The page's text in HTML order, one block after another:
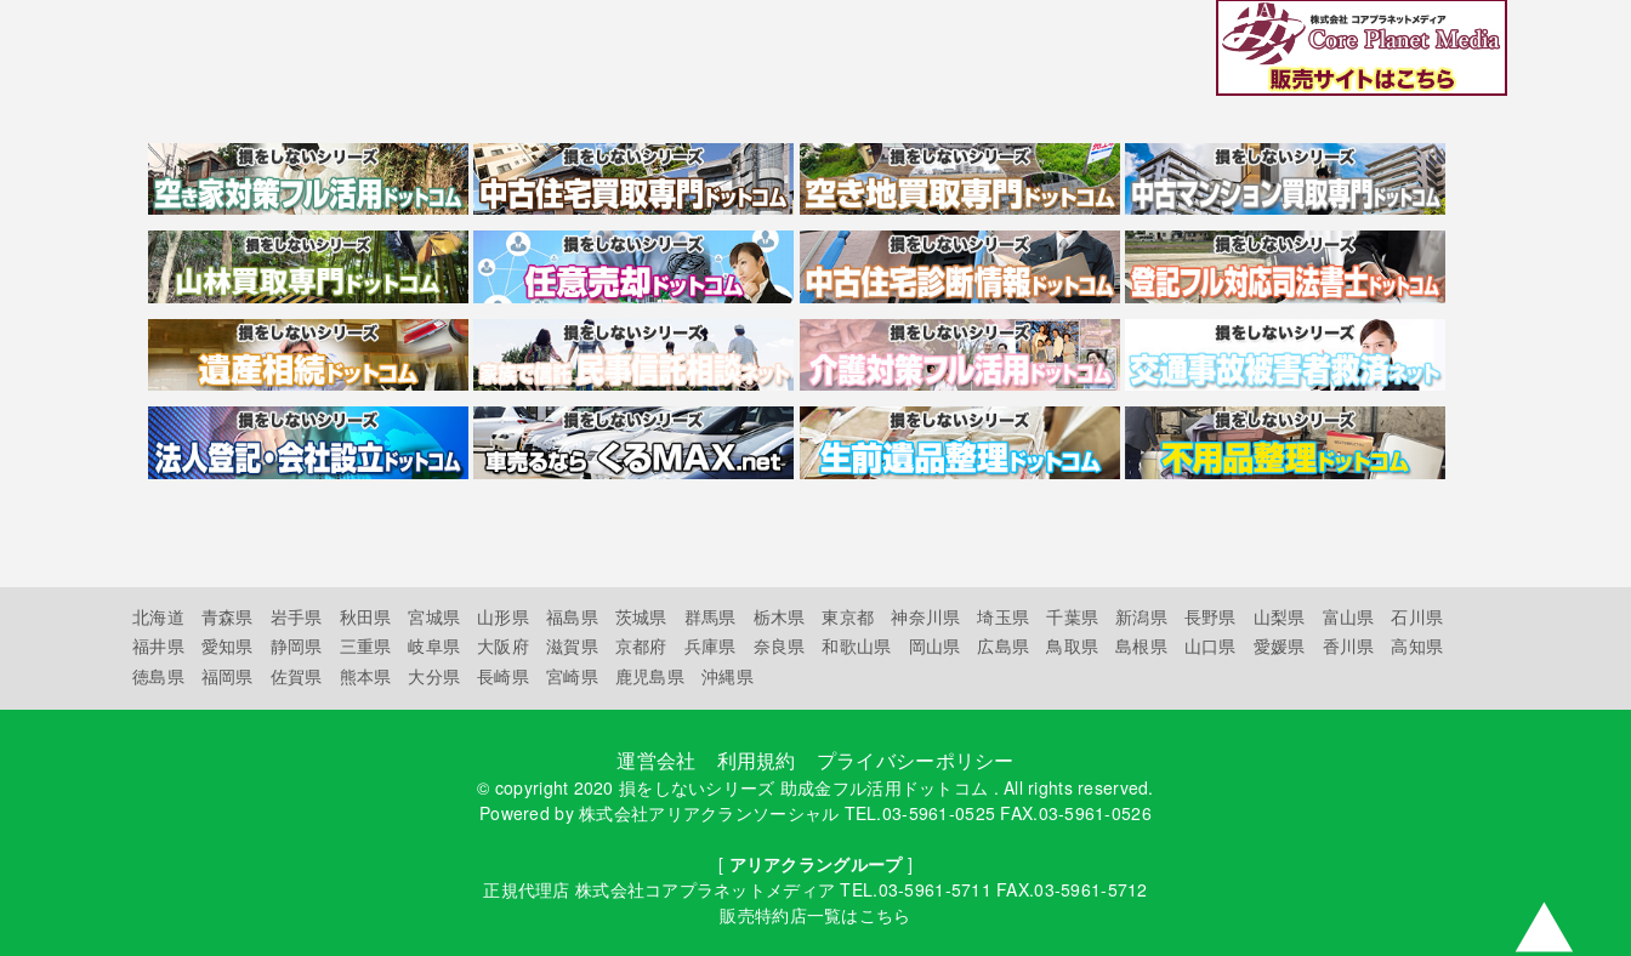
北海道 青森県 岩手県 秋田県 宮城県 山形県 福島県 茨城県 群馬県 栃木県 東京都 神奈川県 埼玉県 千葉県 新潟県 長野県 山梨県 富山県
石川県
福井県
愛知県 静岡県 三重県 岐阜県 大阪府 滋賀県 京都府 兵庫県 奈良県 和歌山県 岡山県 広島県 鳥取県 島根県 山口県 愛媛県 香川県
高知県
徳島県
福岡県 佐賀県 熊本県 大分県 長崎県 宮崎県 鹿児島県 沖縄県
運営会社 利用規約 プライバシーポリシー
© copyright 2020損をしないシリーズ 助成金フル活用ドットコム . All rights reserved.
Powered by株式会社アリアクランソーシャル TEL.03-5961-0525 FAX.03-5961-0526
[ アリアクラングループ]
正規代理店 株式会社コアプラネットメディア TEL.03-5961-5711 FAX.03-5961-5712
販売特約店一覧はこちら